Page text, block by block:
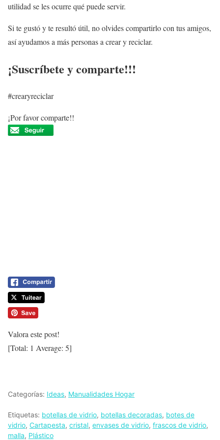
utilidad se les ocurre qué puede servir.
Si te gustó y te resultó útil, no olvides compartirlo con tus amigos,
así ayudamos a más personas a crear y reciclar.
¡Suscríbete y comparte!!!
#crearyreciclar
¡Por favor comparte!!
Valora este post!
[Total: 1 Average: 5]
Categorías: Ideas, Manualidades Hogar
Etiquetas: botellas de vidrio, botellas decoradas, botes de
vidrio, Cartapesta, cristal, envases de vidrio, frascos de vidrio,
malla, Plástico